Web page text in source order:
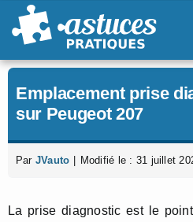
Passer
au
Emplacement prise
sur Peugeot 207
Par JVauto Modifié le : 31 juillet
La prise diagnostic est le